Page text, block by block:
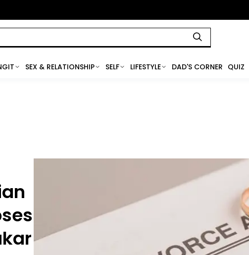
SEX & RELATIONSHIP SELF LIFESTYLE DAD'S CORNER QUIZ